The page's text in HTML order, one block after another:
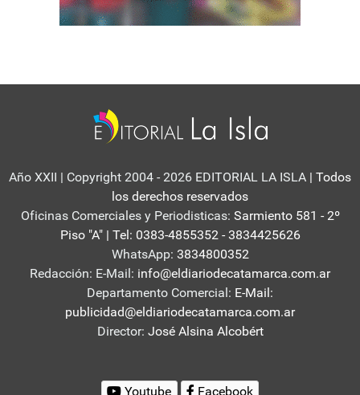
Año XXII | Copyright 2004 - 2026 EDITORIAL LA ISLA | Todos
los derechos reservados
Oficinas Comerciales y Periodisticas: Sarmiento 581 - 2º
Piso "A" | Tel: 0383-4855352 - 3834425626
WhatsApp: 3834800352
Redacción: E-Mail: info@eldiariodecatamarca.com.ar
Departamento Comercial: E-Mail:
publicidad@eldiariodecatamarca.com.ar
Director: José Alsina Alcobért
Youtube Facebook